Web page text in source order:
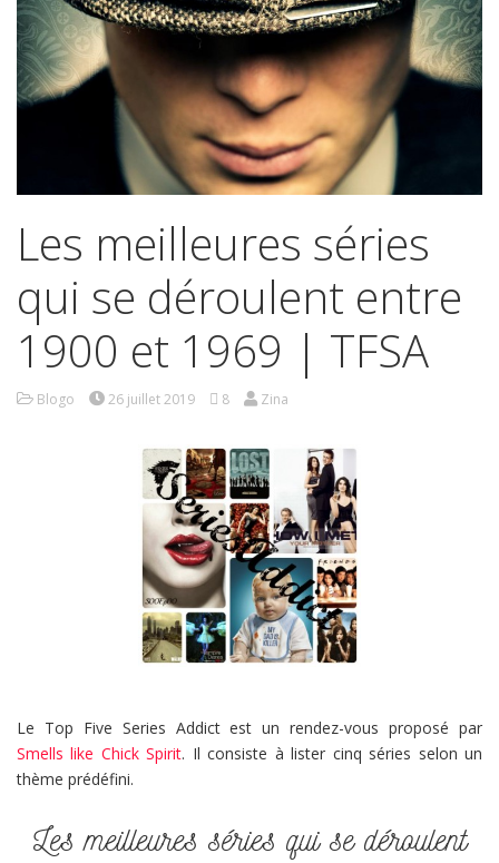
Les meilleures séries
qui se déroulent entre
1900 et 1969 | TFSA
Blogo 26 juillet 2019 8 Zina
Le Top Five Series Addict est un rendez-vous proposé par
Smells like Chick Spirit. Il consiste à lister cinq séries selon un
thème prédéfini.
Les meilleures séries qui se déroulent